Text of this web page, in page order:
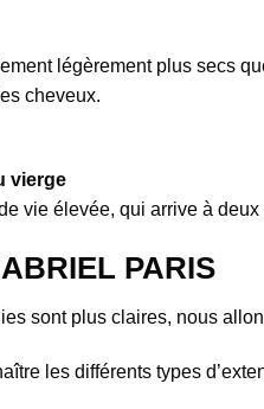
légèrement plus secs
cheveux.
vierge
vie élevée, qui arrive à deux
PARIS
sont plus claires, nous
les différents types